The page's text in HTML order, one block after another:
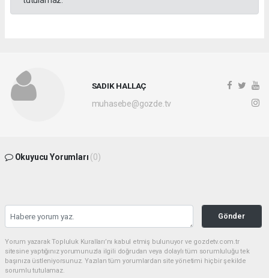
SADIK HALLAÇ
muhasebe@gozde.tv
Okuyucu Yorumları (0)
Gönder
Yorum yazarak Topluluk Kuralları’nı kabul etmiş bulunuyor ve gozdetv.com.tr
sitesine yaptığınız yorumunuzla ilgili doğrudan veya dolaylı tüm sorumluluğu tek
başınıza üstleniyorsunuz. Yazılan tüm yorumlardan site yönetimi hiçbir şekilde
sorumlu tutulamaz.